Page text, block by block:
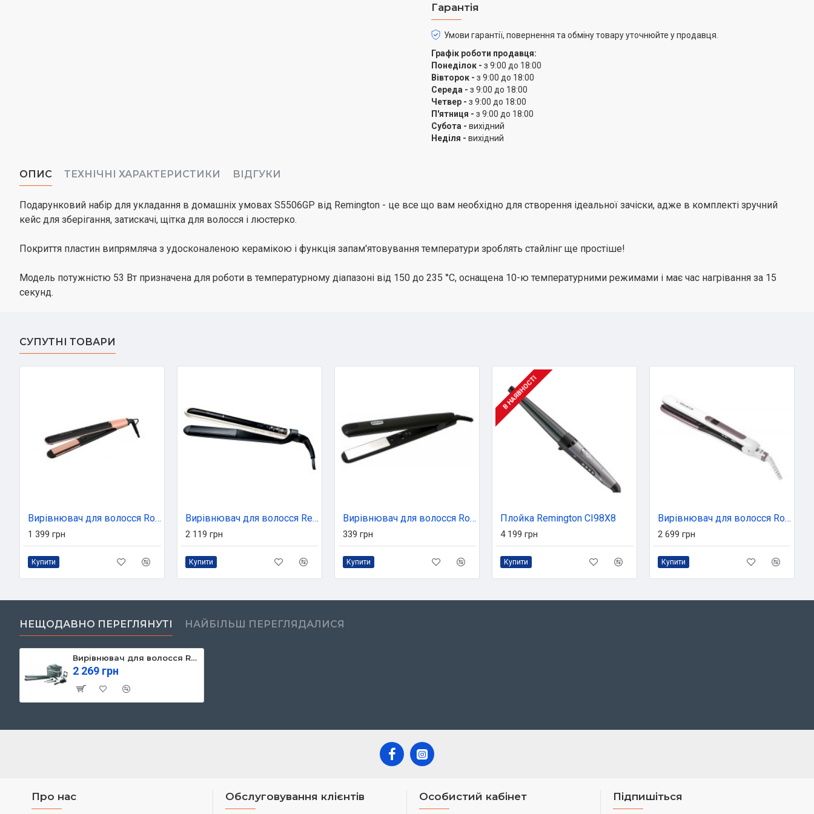
Гарантія
Умови гарантії, повернення та обміну товару уточнюйте у продавця.
Графік роботи продавця:
Понеділок - з 9:00 до 18:00
Вівторок - з 9:00 до 18:00
Середа - з 9:00 до 18:00
Четвер - з 9:00 до 18:00
П'ятниця - з 9:00 до 18:00
Субота - вихідний
Неділя - вихідний
ОПИС ТЕХНІЧНІ ХАРАКТЕРИСТИКИ ВІДГУКИ
Подарунковий набір для укладання в домашніх умовах S5506GP від Remington - це все що вам необхідно для створення ідеальної зачіски, адже в комплекті зручний
кейс для зберігання, затискачі, щітка для волосся і люстерко.
Покриття пластин випрямляча з удосконаленою керамікою і функція запам'ятовування температури зроблять стайлінг ще простіше!
Модель потужністю 53 Вт призначена для роботи в температурному діапазоні від 150 до 235 °C, оснащена 10-ю температурними режимами і має час нагрівання за 15
секунд.
СУПУТНІ ТОВАРИ
Вирівнювач для волосся Rowenta SF4620F0
1 399 грн
Купити
Вирівнювач для волосся Remington S9500
2 119 грн
Купити
Вирівнювач для волосся Rotex RHC 320-C (RHC320-C)
339 грн
Купити
В НАЯВНОСТІ
Плойка Remington CI98X8
4 199 грн
Купити
Вирівнювач для волосся Rowenta SF7510F0
2 699 грн
Купити
НЕЩОДАВНО ПЕРЕГЛЯНУТІ НАЙБІЛЬШ ПЕРЕГЛЯДАЛИСЯ
Вирівнювач для волосся Remington S5506GP
2 269 грн
Про нас Обслуговування клієнтів Особистий кабінет Підпишіться